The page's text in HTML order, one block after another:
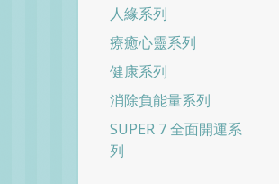
人緣系列
療癒心靈系列
健康系列
消除負能量系列
SUPER 7 全面開運系
列